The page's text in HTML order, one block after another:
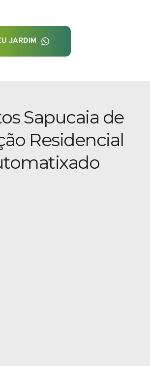
JARDIM
Sapucaia de
Residencial